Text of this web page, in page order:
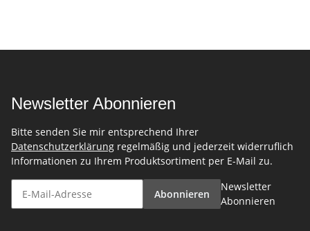
Newsletter Abonnieren
Bitte senden Sie mir entsprechend Ihrer
Datenschutzerklärung regelmäßig und jederzeit widerruflich
Informationen zu Ihrem Produktsortiment per E-Mail zu.
Abonnieren
Newsletter
Abonnieren